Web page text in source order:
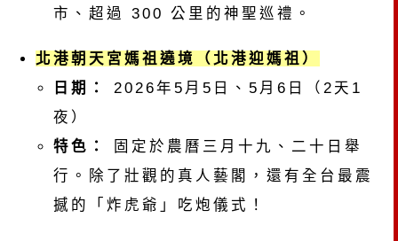
市、超過 300 公里的神聖巡禮。
北港朝天宮媽祖遶境（北港迎媽祖）
日期：
2026年5月5日、5月6日（2天1
夜）
特色：
固定於農曆三月十九、二十日舉
行。除了壯觀的真人藝閣，還有全台最震
撼的「炸虎爺」吃炮儀式！